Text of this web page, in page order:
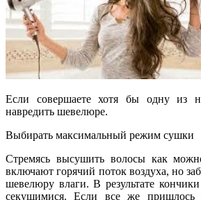
Если совершаете хотя бы одну из
навредить шевелюре.
Выбирать максимальный режим сушки
Стремясь высушить волосы как
включают горячий поток воздуха, но
шевелюру влаги. В результате кончики
секущимися. Если все же пришлось